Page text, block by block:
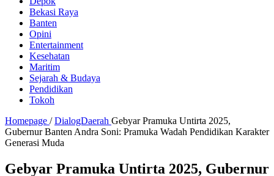
Bekasi Raya
Banten
Opini
Entertainment
Kesehatan
Maritim
Sejarah & Budaya
Pendidikan
Tokoh
Homepage / DialogDaerah Gebyar Pramuka Untirta 2025,
Gubernur Banten Andra Soni: Pramuka Wadah Pendidikan Karakter
Generasi Muda
Gebyar Pramuka Untirta 2025, Gubernur